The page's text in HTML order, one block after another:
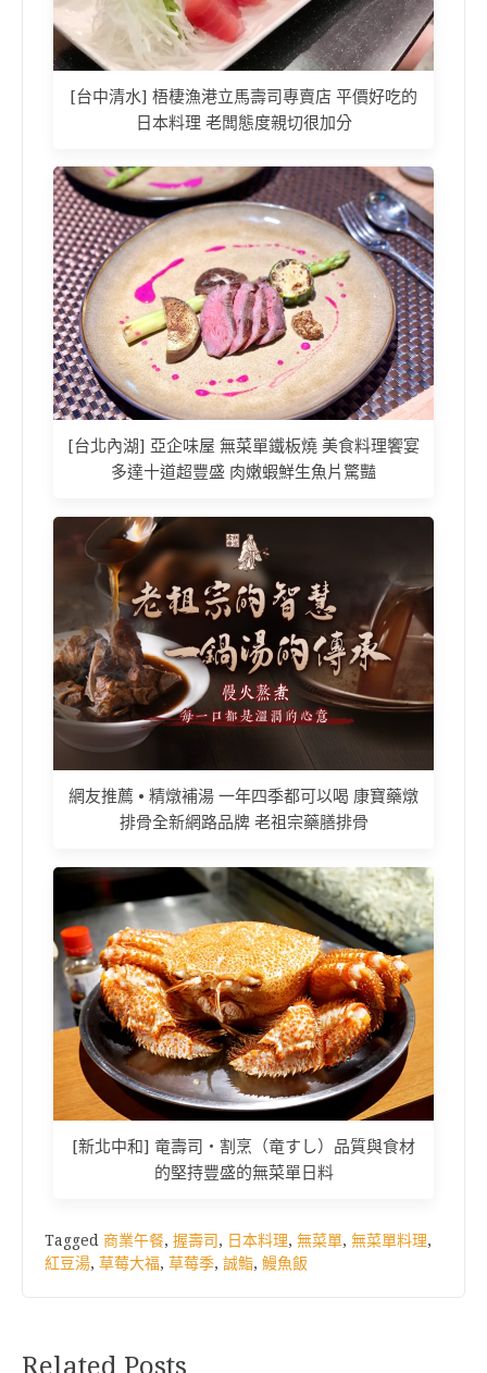
[台中清水] 梧棲漁港立馬壽司專賣店 平價好吃的
日本料理 老闆態度親切很加分
[台北內湖] 亞企味屋 無菜單鐵板燒 美食料理饗宴
多達十道超豐盛 肉嫩蝦鮮生魚片驚豔
網友推薦 • 精燉補湯 一年四季都可以喝 康寶藥燉
排骨全新網路品牌 老祖宗藥膳排骨
[新北中和] 竜壽司‧割烹（竜すし）品質與食材
的堅持豐盛的無菜單日料
Tagged 商業午餐, 握壽司, 日本料理, 無菜單, 無菜單料理,
紅豆湯, 草莓大福, 草莓季, 誠鮨, 鰻魚飯
Related Posts